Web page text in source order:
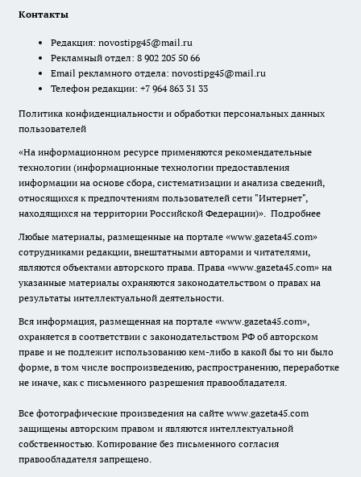
Контакты
Редакция: novostipg45@mail.ru
Рекламный отдел: 8 902 205 50 66
Email рекламного отдела: novostipg45@mail.ru
Телефон редакции: +7 964 863 31 33
Политика конфиденциальности и обработки персональных данных
пользователей
«На информационном ресурсе применяются рекомендательные
технологии (информационные технологии предоставления
информации на основе сбора, систематизации и анализа сведений,
относящихся к предпочтениям пользователей сети "Интернет",
находящихся на территории Российской Федерации)». Подробнее
Любые материалы, размещенные на портале «www.gazeta45.com»
сотрудниками редакции, внештатными авторами и читателями,
являются объектами авторского права. Права «www.gazeta45.com» на
указанные материалы охраняются законодательством о правах на
результаты интеллектуальной деятельности.
Вся информация, размещенная на портале «www.gazeta45.com»,
охраняется в соответствии с законодательством РФ об авторском
праве и не подлежит использованию кем-либо в какой бы то ни было
форме, в том числе воспроизведению, распространению, переработке
не иначе, как с письменного разрешения правообладателя.
Все фотографические произведения на сайте www.gazeta45.com
защищены авторским правом и являются интеллектуальной
собственностью. Копирование без письменного согласия
правообладателя запрещено.